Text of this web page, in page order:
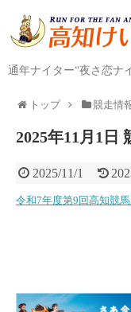
通年ナイター“夜さ恋ナ
トップ 競走情
2025年11月1日
2025/11/1
令和7年度第9回高知競